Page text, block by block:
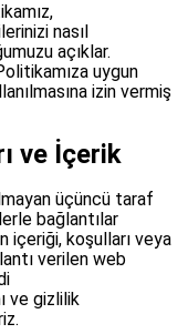
nasıl
açıklar.
uygun
izin vermiş
ve İçerik
üçüncü taraf
bağlantılar
içeriği, koşulları veya
verilen web
ve gizlilik